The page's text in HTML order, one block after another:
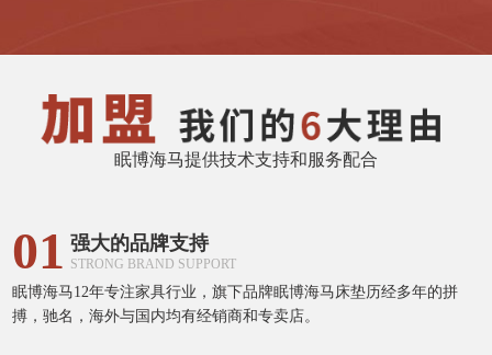
眠博海马提供技术支持和服务配合
01 强大的品牌支持
STRONG BRAND SUPPORT
眠博海马12年专注家具行业，旗下品牌眠博海马床垫历经多年的拼
搏，驰名，海外与国内均有经销商和专卖店。